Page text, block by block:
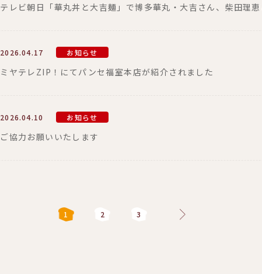
2026.04.17 お知らせ
ミヤテレZIP！にてパンセ福室本店が紹介されました
2026.04.10 お知らせ
ご協力お願いいたします
1 2 3